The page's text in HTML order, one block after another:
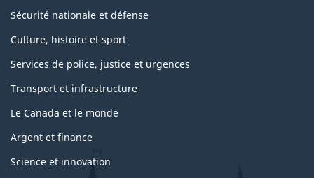
Sécurité nationale et défense
Culture, histoire et sport
Services de police, justice et urgences
Transport et infrastructure
Le Canada et le monde
Argent et finance
Science et innovation